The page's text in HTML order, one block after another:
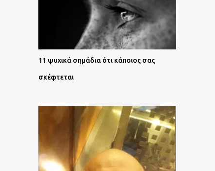
11 ψυχικά σημάδια ότι κάποιος σας
σκέφτεται